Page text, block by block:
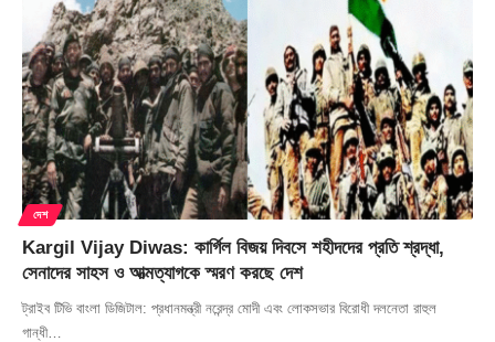
দেশ
Kargil Vijay Diwas: কার্গিল বিজয় দিবসে শহীদদের প্রতি শ্রদ্ধা,
সেনাদের সাহস ও আত্মত্যাগকে স্মরণ করছে দেশ
ট্রাইব টিভি বাংলা ডিজিটাল: প্রধানমন্ত্রী নরেন্দ্র মোদী এবং লোকসভার বিরোধী দলনেতা রাহুল
গান্ধী…